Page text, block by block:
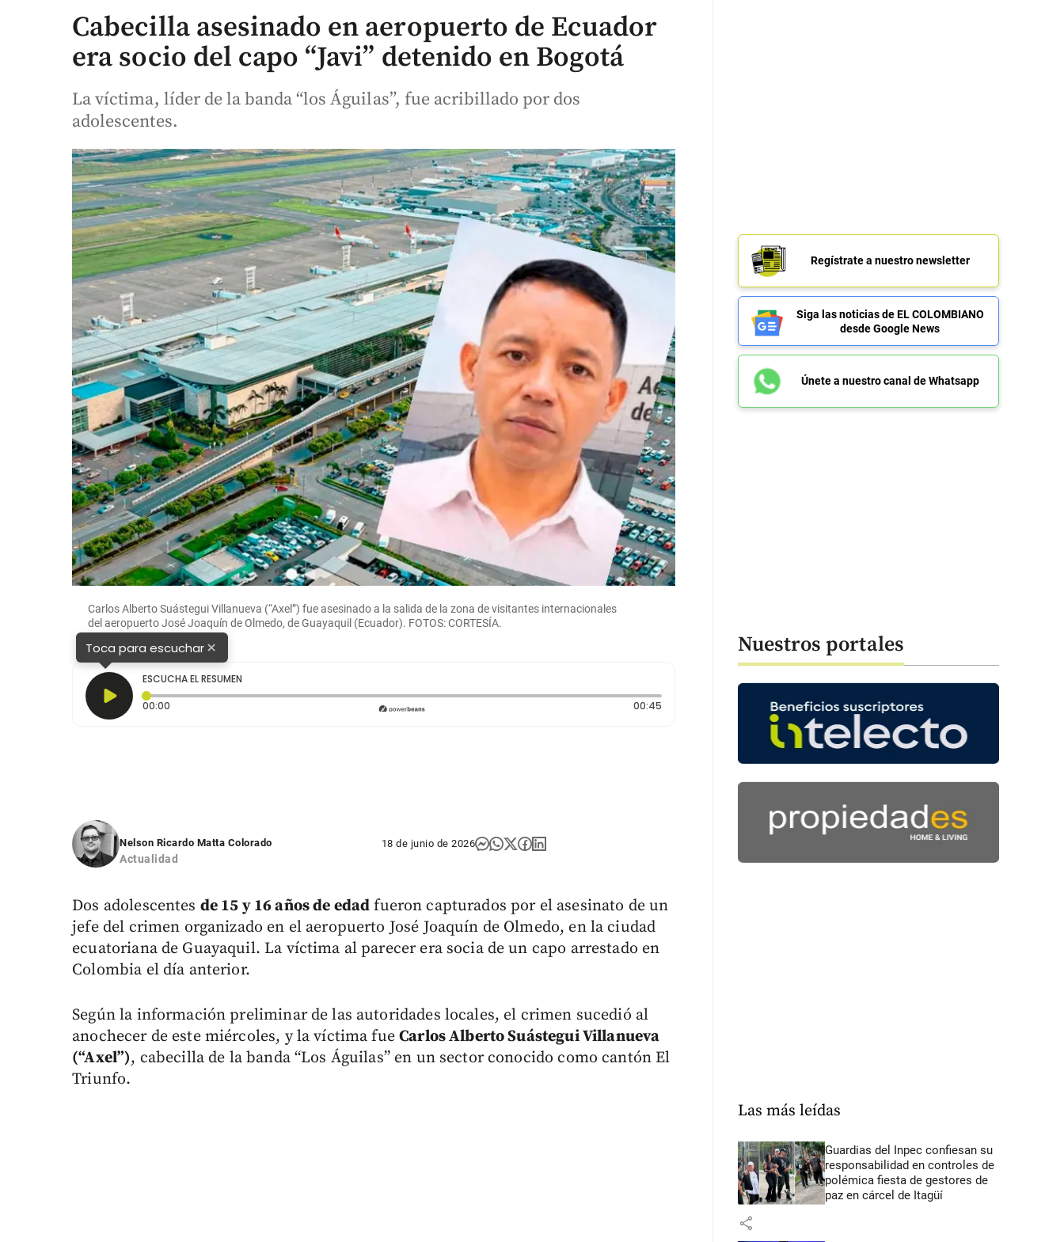
Cabecilla asesinado en aeropuerto de Ecuador
era socio del capo “Javi” detenido en Bogotá
La víctima, líder de la banda “los Águilas”, fue acribillado por dos
adolescentes.
Carlos Alberto Suástegui Villanueva (“Axel”) fue asesinado a la salida de la zona de visitantes internacionales
del aeropuerto José Joaquín de Olmedo, de Guayaquil (Ecuador). FOTOS: CORTESÍA.
Toca para escuchar×
ESCUCHA EL RESUMEN
00:00
00:45Duración: 45 segundos
Nelson Ricardo Matta Colorado
Actualidad
18 de junio de 2026
Dos adolescentes de 15 y 16 años de edad fueron capturados por el asesinato de un
jefe del crimen organizado en el aeropuerto José Joaquín de Olmedo, en la ciudad
ecuatoriana de Guayaquil. La víctima al parecer era socia de un capo arrestado en
Colombia el día anterior.
Según la información preliminar de las autoridades locales, el crimen sucedió al
anochecer de este miércoles, y la víctima fueCarlos Alberto Suástegui Villanueva
(“Axel”), cabecilla de la banda “Los Águilas” en un sector conocido como cantón El
Triunfo.
Regístrate a nuestro newsletter
Siga las noticias de EL COLOMBIANO
desde Google News
Únete a nuestro canal de Whatsapp
Nuestros portales
Las más leídas
Guardias del Inpec confiesan su
responsabilidad en controles de
polémica fiesta de gestores de
paz en cárcel de Itagüí
share